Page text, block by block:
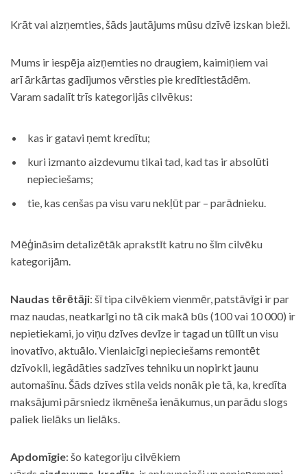
Krāt vai aizņemties, šāds jautājums mūsu dzīvē izskan bieži.
Mums ir iespēja aizņemties no draugiem, kaimiņiem vai
arī ārkārtas gadījumos vērsties pie kredītiestādēm.
Varam sadalīt trīs kategorijās cilvēkus:
kas ir gatavi ņemt kredītu;
kuri izmanto aizdevumu tikai tad, kad tas ir absolūti
nepieciešams;
tie, kas cenšas pa visu varu nekļūt par – parādnieku.
Mēģināsim detalizētāk aprakstīt katru no šīm cilvēku
kategorijām.
Naudas tērētāji: šī tipa cilvēkiem vienmēr, patstāvīgi ir par
maz naudas, neatkarīgi no tā cik makā būs (100 vai 10 000) ir
nepietiekami, jo viņu dzīves devīze ir tagad un tūlīt un visu
inovatīvo, aktuālo. Vienlaicīgi nepieciešams remontēt
dzīvokli, iegādāties sadzīves tehniku un nopirkt jaunu
automašīnu. Šāds dzīves stila veids nonāk pie tā, ka, kredīta
maksājumi pārsniedz ikmēneša ienākumus, un parādu slogs
paliek lielāks un lielāks.
Apdomīgie: šo kategoriju cilvēkiem